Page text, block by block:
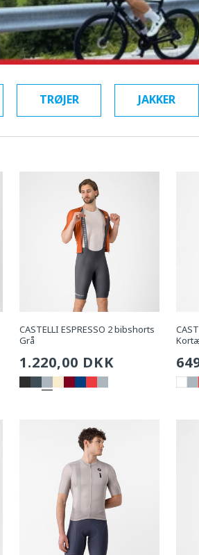
TRØJER JAKKER
CASTELLI ESPRESSO 2 bibshorts
Grå
Sædvanlig
pris
1.220,00 DKK